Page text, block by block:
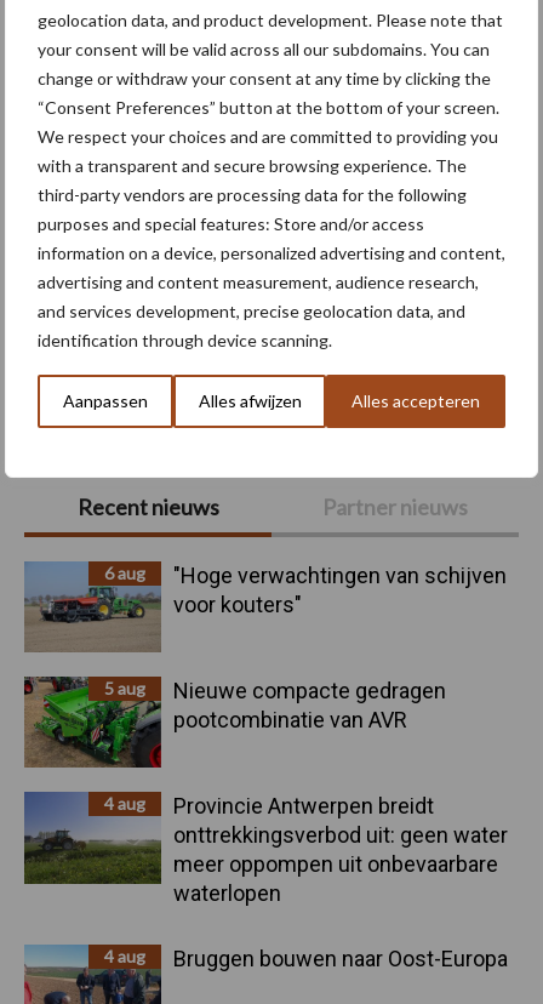
geolocation data, and product development. Please note that
your consent will be valid across all our subdomains. You can
change or withdraw your consent at any time by clicking the
“Consent Preferences” button at the bottom of your screen.
We respect your choices and are committed to providing you
with a transparent and secure browsing experience. The
third-party vendors are processing data for the following
purposes and special features: Store and/or access
information on a device, personalized advertising and content,
advertising and content measurement, audience research,
and services development, precise geolocation data, and
identification through device scanning.
Aanpassen Alles afwijzen Alles accepteren
Primaire
Sidebar
Recent nieuws Partner nieuws
6 aug
"Hoge verwachtingen van schijven
voor kouters"
5 aug
Nieuwe compacte gedragen
pootcombinatie van AVR
4 aug
Provincie Antwerpen breidt
onttrekkingsverbod uit: geen water
meer oppompen uit onbevaarbare
waterlopen
4 aug Bruggen bouwen naar Oost-Europa
Meer lezen over:
Maak uw keuze
Machines Duurzaamheid
Toon meer